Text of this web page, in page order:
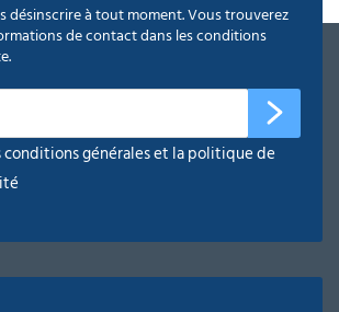
désinscrire à tout moment. Vous trouverez
de contact dans les conditions
conditions générales et la politique de